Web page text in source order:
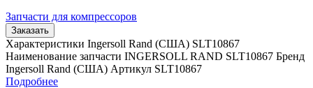
Запчасти для компрессоров
Заказать
Характеристики Ingersoll Rand (США) SLT10867
Наименование запчасти INGERSOLL RAND SLT10867 Бренд
Ingersoll Rand (США) Артикул SLT10867
Подробнее